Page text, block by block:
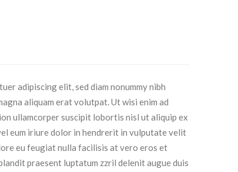
adipiscing elit, sed diam nonummy nibh
aliquam erat volutpat. Ut wisi enim ad
ullamcorper suscipit lobortis nisl ut aliquip ex
eum iriure dolor in hendrerit in vulputate velit
eu feugiat nulla facilisis at vero eros et
praesent luptatum zzril delenit augue duis